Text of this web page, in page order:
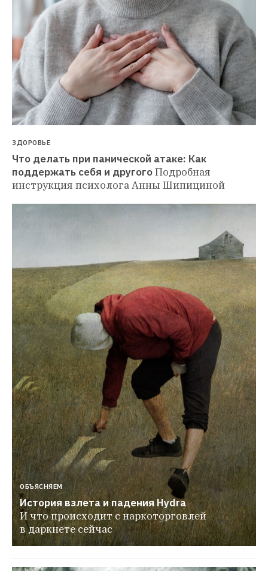
ЗДОРОВЬЕ
Что делать при панической атаке: Как
поддержать себя и другогоПодробная
инструкция психолога Анны Шипициной
ОБЪЯСНЯЕМ
История взлета и падения Hydra
И что происходит с наркоторговлей
в даркнете сейчас